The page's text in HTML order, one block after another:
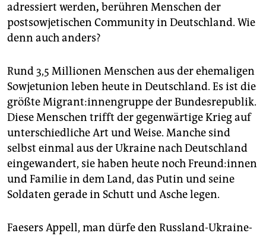
adressiert werden, berühren Menschen der
postsowjetischen Community in Deutschland. Wie
denn auch anders?
Rund 3,5 Millionen Menschen aus der ehemaligen
Sowjetunion leben heute in Deutschland. Es ist die
größte Mi­gran­t:in­nen­grup­pe der Bundesrepublik.
Diese Menschen trifft der gegenwärtige Krieg auf
unterschiedliche Art und Weise. Manche sind
selbst einmal aus der Ukraine nach Deutschland
eingewandert, sie haben heute noch Freun­d:in­nen
und Familie in dem Land, das Putin und seine
Soldaten gerade in Schutt und Asche legen.
Faesers Appell, man dürfe den Russland-Ukraine-